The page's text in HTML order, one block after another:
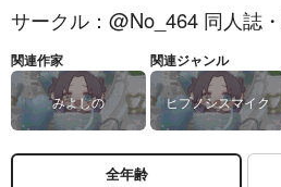
サークル：@No_464 同人誌
関連作家
みよしの
関連ジャンル
ヒプノシスマイク
全年齢